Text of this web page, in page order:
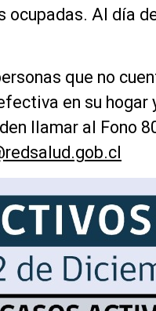
ocupadas. Al día
que no
en su hogar
llamar al Fono